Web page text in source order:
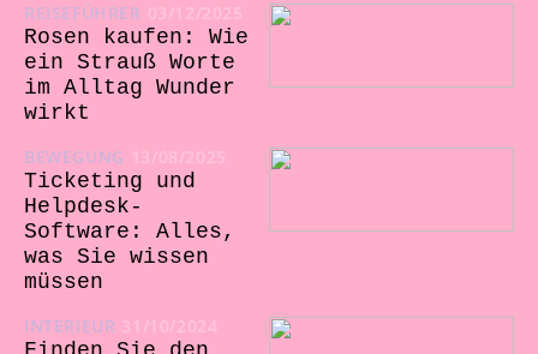
REISEFÜHRER 03/12/2025
Rosen kaufen: Wie
ein Strauß Worte
im Alltag Wunder
wirkt
BEWEGUNG 13/08/2025
Ticketing und
Helpdesk-
Software: Alles,
was Sie wissen
müssen
INTERIEUR 31/10/2024